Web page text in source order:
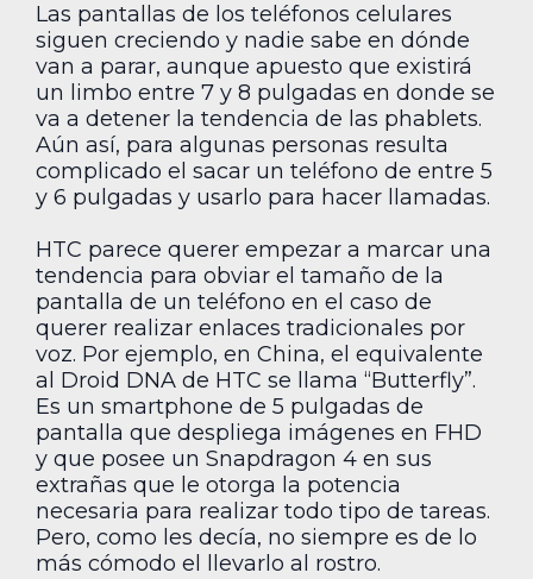
Las pantallas de los teléfonos celulares
siguen creciendo y nadie sabe en dónde
van a parar, aunque apuesto que existirá
un limbo entre 7 y 8 pulgadas en donde se
va a detener la tendencia de las phablets.
Aún así, para algunas personas resulta
complicado el sacar un teléfono de entre 5
y 6 pulgadas y usarlo para hacer llamadas.
HTC parece querer empezar a marcar una
tendencia para obviar el tamaño de la
pantalla de un teléfono en el caso de
querer realizar enlaces tradicionales por
voz. Por ejemplo, en China, el equivalente
al Droid DNA de HTC se llama “Butterfly”.
Es un smartphone de 5 pulgadas de
pantalla que despliega imágenes en FHD
y que posee un Snapdragon 4 en sus
extrañas que le otorga la potencia
necesaria para realizar todo tipo de tareas.
Pero, como les decía, no siempre es de lo
más cómodo el llevarlo al rostro.